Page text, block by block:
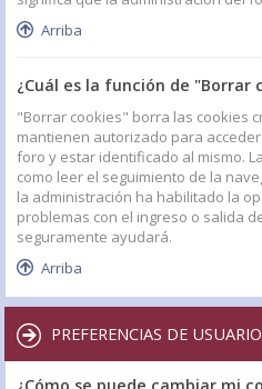
Arriba
¿Cuál es la función de "Borrar
"Borrar cookies" borra las cookies
mantienen autorizado para
foro y estar identificado al mismo.
como leer el seguimiento de la
la administración ha habilitado la
problemas con el ingreso o salida
seguramente ayudará.
Arriba
PREFERENCIAS DE